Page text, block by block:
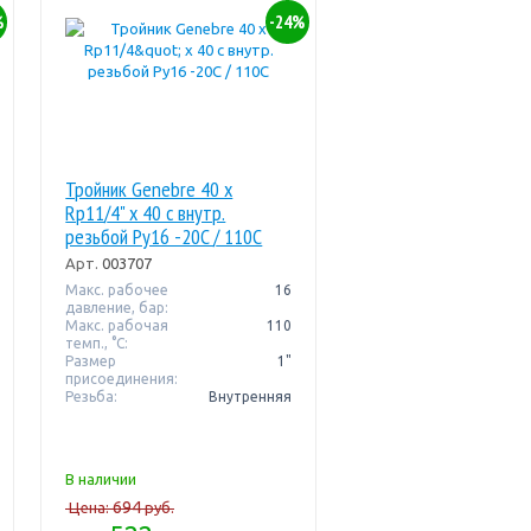
-24%
Тройник Genebre 40 x
Rp11/4" x 40 с внутр.
резьбой Pу16 -20C / 110C
Арт. 003707
Макс. рабочее
давление, бар:
16
Макс. рабочая
темп., °С:
110
Размер
присоединения:
1"
Резьба: Внутренняя
В наличии
Цена:694руб.